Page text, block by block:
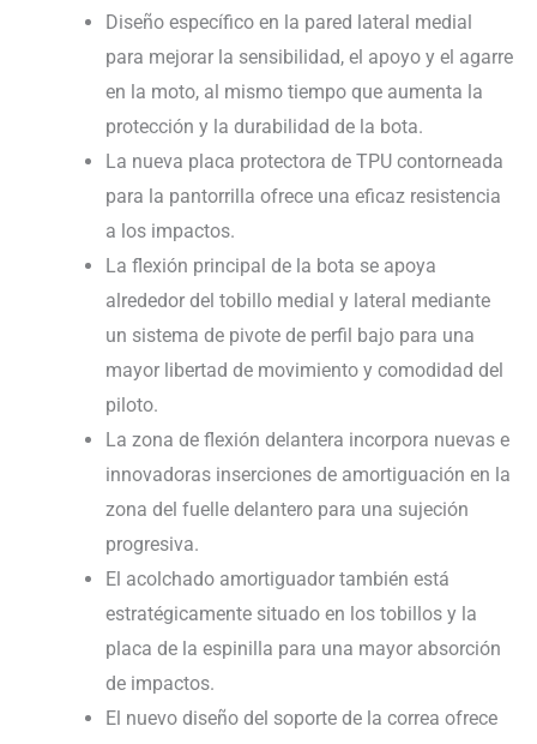
Diseño específico en la pared lateral medial
para mejorar la sensibilidad, el apoyo y el agarre
en la moto, al mismo tiempo que aumenta la
protección y la durabilidad de la bota.
La nueva placa protectora de TPU contorneada
para la pantorrilla ofrece una eficaz resistencia
a los impactos.
La flexión principal de la bota se apoya
alrededor del tobillo medial y lateral mediante
un sistema de pivote de perfil bajo para una
mayor libertad de movimiento y comodidad del
piloto.
La zona de flexión delantera incorpora nuevas e
innovadoras inserciones de amortiguación en la
zona del fuelle delantero para una sujeción
progresiva.
El acolchado amortiguador también está
estratégicamente situado en los tobillos y la
placa de la espinilla para una mayor absorción
de impactos.
El nuevo diseño del soporte de la correa ofrece